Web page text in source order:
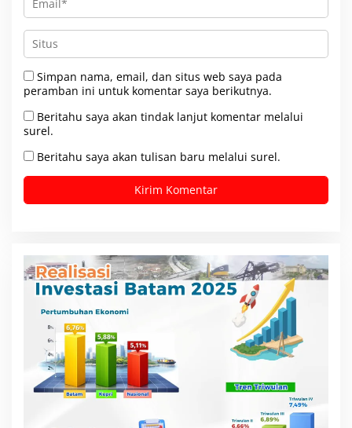
Simpan nama, email, dan situs web saya pada
peramban ini untuk komentar saya berikutnya.
Beritahu saya akan tindak lanjut komentar melalui
surel.
Beritahu saya akan tulisan baru melalui surel.